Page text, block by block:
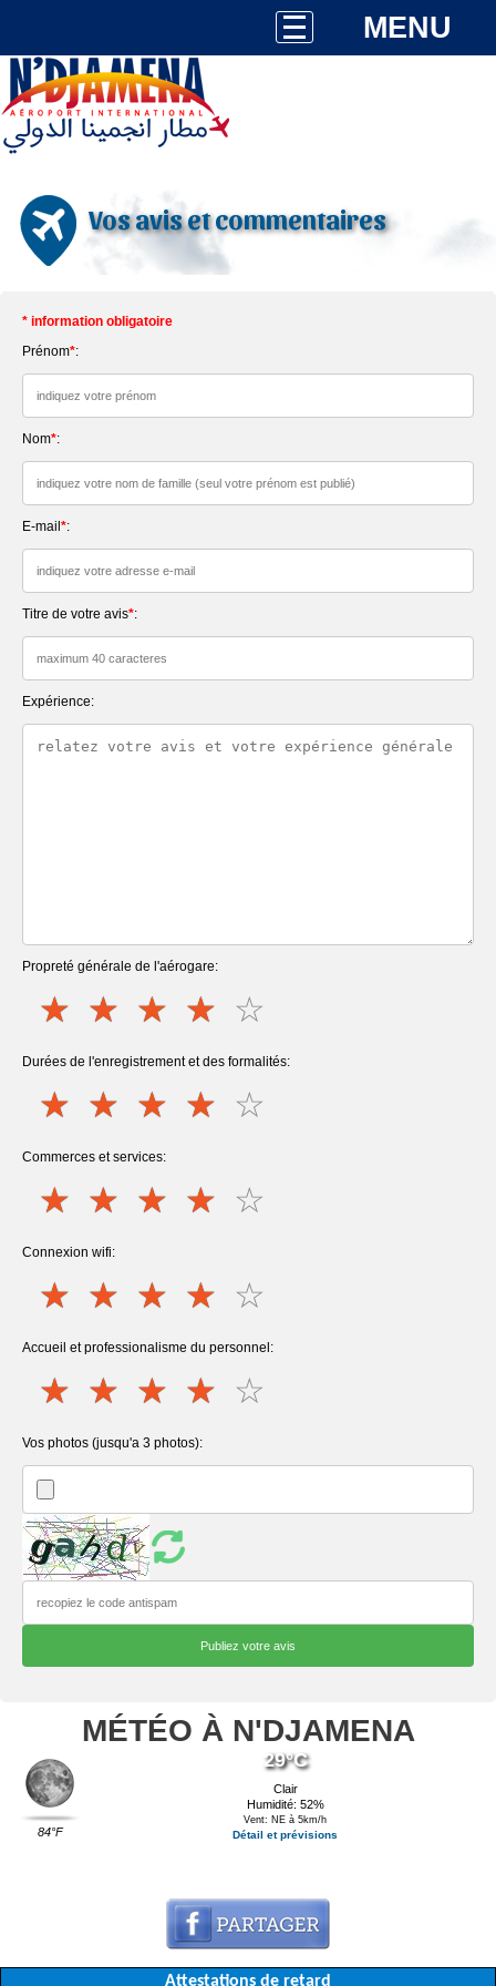
MENU
Vos avis et commentaires
* information obligatoire
Prénom*:
Nom*:
E-mail *:
Titre de votre avis*:
Expérience:
Propreté générale de l'aérogare:
Durées de l'enregistrement et des formalités:
Commerces et services:
Connexion wifi:
Accueil et professionalisme du personnel:
Vos photos (jusqu'a 3 photos):
MÉTÉO À N'DJAMENA
84°F
29°C
Clair
Humidité: 52%
Vent: NE à 5km/h
Détail et prévisions
Attestations de retard